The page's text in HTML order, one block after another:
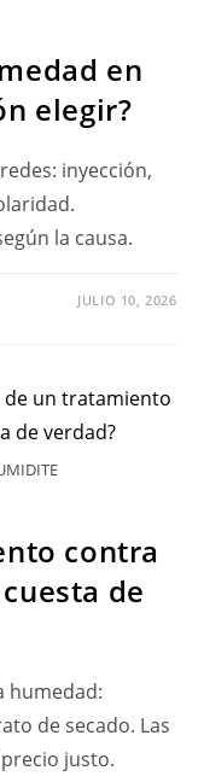
en
elegir?
inyección,
la causa.
JULIO 10, 2026
contra
de
humedad:
de secado. Las
justo.